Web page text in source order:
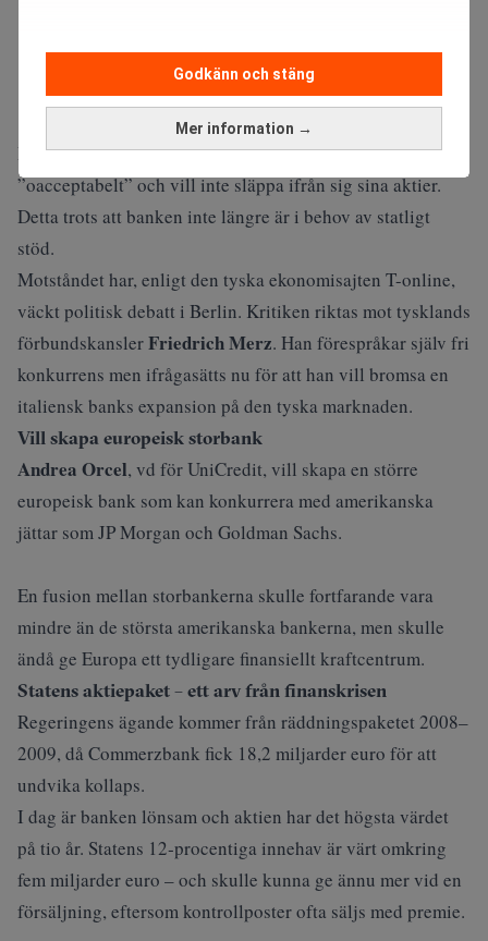
Mer information →
Godkänn och stäng
Den tyska regeringen beskriver UniCredits agerande som
”oacceptabelt” och vill inte släppa ifrån sig sina aktier.
Detta trots att banken inte längre är i behov av statligt
stöd.
Motståndet har, enligt den tyska ekonomisajten T-online,
väckt politisk debatt i Berlin. Kritiken riktas mot tysklands
förbundskanslerFriedrich Merz. Han förespråkar själv fri
konkurrens men ifrågasätts nu för att han vill bromsa en
italiensk banks expansion på den tyska marknaden.
Vill skapa europeisk storbank
Andrea Orcel, vd för UniCredit, vill skapa en större
europeisk bank som kan konkurrera med amerikanska
jättar som JP Morgan och Goldman Sachs.
En fusion mellan storbankerna skulle fortfarande vara
mindre än de största amerikanska bankerna, men skulle
ändå ge Europa ett tydligare finansiellt kraftcentrum.
Statens aktiepaket – ett arv från finanskrisen
Regeringens ägande kommer från räddningspaketet 2008–
2009, då Commerzbank fick 18,2 miljarder euro för att
undvika kollaps.
I dag är banken lönsam och aktien har det högsta värdet
på tio år. Statens 12‑procentiga innehav är värt omkring
fem miljarder euro – och skulle kunna ge ännu mer vid en
försäljning, eftersom kontrollposter ofta säljs med premie.